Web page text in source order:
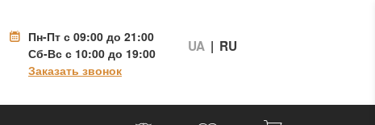
Пн-Пт с 09:00 до 21:00
Сб-Вс с 10:00 до 19:00
Заказать звонок
UA | RU